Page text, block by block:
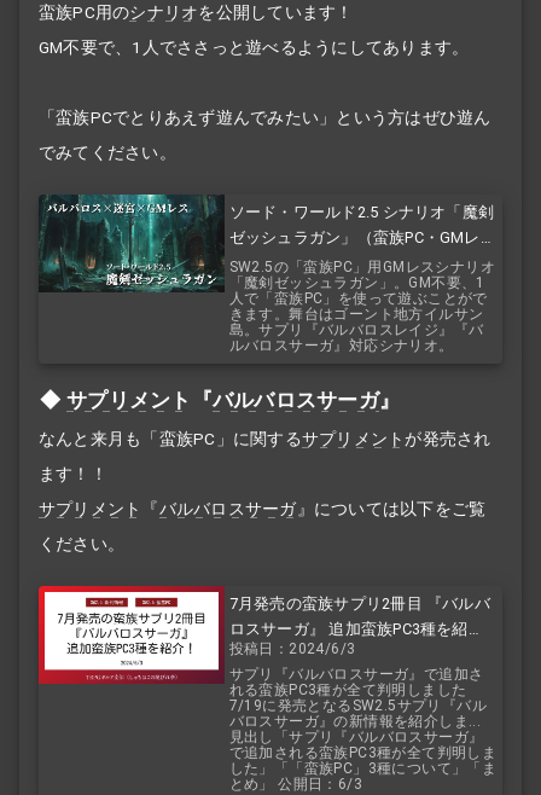
蛮族PC用のシナリオを公開しています！
GM不要で、1人でささっと遊べるようにしてあります。
「蛮族PCでとりあえず遊んでみたい」という方はぜひ遊ん
でみてください。
ソード・ワールド2.5 シナリオ「魔剣
ゼッシュラガン」（蛮族PC・GMレ
ス）
SW2.5の「蛮族PC」用GMレスシナリオ
「魔剣ゼッシュラガン」。GM不要、1
人で「蛮族PC」を使って遊ぶことがで
きます。舞台はゴーント地方イルサン
島。サプリ『バルバロスレイジ』『バ
ルバロスサーガ』対応シナリオ。
サプリメント 『バルバロスサーガ』
なんと来月も「蛮族PC」に関するサプリメントが発売され
ます！！
サプリメント
『バルバロスサーガ』については以下をご覧
ください。
7月発売の蛮族サプリ2冊目 『バルバ
ロスサーガ』 追加蛮族PC3種を紹
介！
投稿日：2024/6/3
サプリ『バルバロスサーガ』で追加さ
れる蛮族PC3種が全て判明しました
7/19に発売となるSW2.5サプリ『バル
バロスサーガ』の新情報を紹介しま...
見出し「サプリ『バルバロスサーガ』
で追加される蛮族PC3種が全て判明しま
した」「「蛮族PC」3種について」「ま
とめ」 公開日：6/3